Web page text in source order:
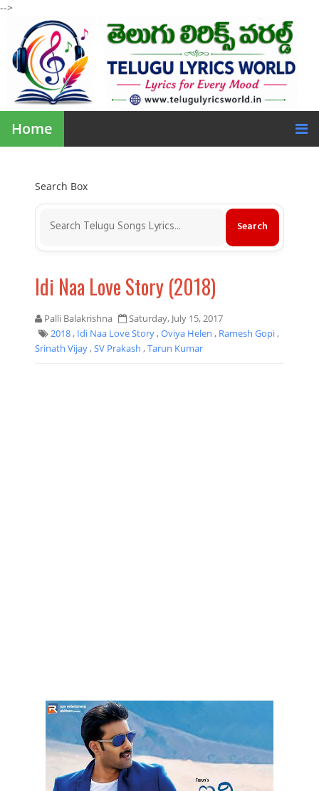
-->
Home
Search Box
Idi Naa Love Story (2018)
Palli Balakrishna
Saturday, July 15, 2017
2018, Idi Naa Love Story,Oviya Helen , Ramesh Gopi,
Srinath Vijay,SV Prakash ,Tarun Kumar